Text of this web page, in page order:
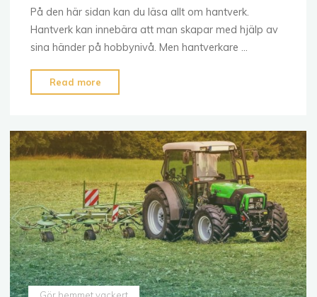
På den här sidan kan du läsa allt om hantverk.
Hantverk kan innebära att man skapar med hjälp av
sina händer på hobbynivå. Men hantverkare …
Read more
dig
jobbar
inom
Gör hemmet vackert